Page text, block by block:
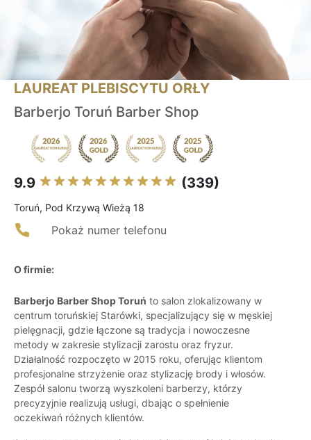
LAUREAT PLEBISCYTU ORŁY
Barberjo Toruń Barber Shop
9.9 (339)
Toruń, Pod Krzywą Wieżą 18
Pokaż numer telefonu
O firmie:
Barberjo Barber Shop Toruń to salon zlokalizowany w
centrum toruńskiej Starówki, specjalizujący się w męskiej
pielęgnacji, gdzie łączone są tradycja i nowoczesne
metody w zakresie stylizacji zarostu oraz fryzur.
Działalność rozpoczęto w 2015 roku, oferując klientom
profesjonalne strzyżenie oraz stylizację brody i włosów.
Zespół salonu tworzą wyszkoleni barberzy, którzy
precyzyjnie realizują usługi, dbając o spełnienie
oczekiwań różnych klientów.